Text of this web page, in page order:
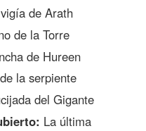
de Arath
de la Torre
de Hureen
la serpiente
del Gigante
La última